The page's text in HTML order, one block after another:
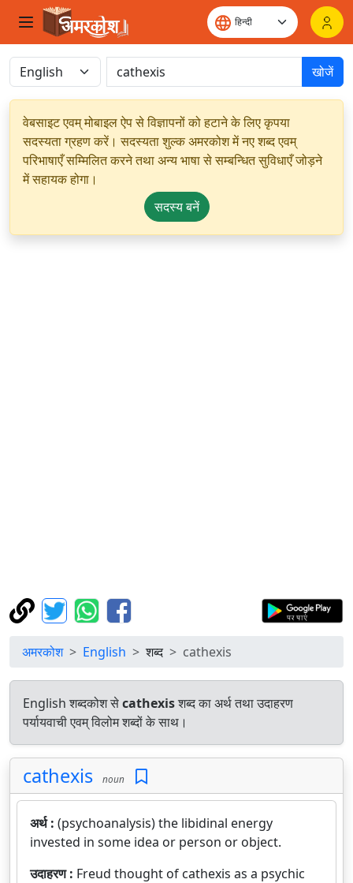
खोजें
वेबसाइट एवम् मोबाइल ऐप से विज्ञापनों को हटाने के लिए कृपया
सदस्यता ग्रहण करें। सदस्यता शुल्क अमरकोश में नए शब्द एवम्
परिभाषाएँ सम्मिलित करने तथा अन्य भाषा से सम्बन्धित सुविधाएँ जोड़ने
में सहायक होगा।
सदस्य बनें
अमरकोश English शब्द cathexis
English शब्दकोश सेcathexisशब्द का अर्थ तथा उदाहरण
पर्यायवाची एवम् विलोम शब्दों के साथ।
cathexis noun
अर्थ : (psychoanalysis) the libidinal energy
invested in some idea or person or object.
उदाहरण : Freud thought of cathexis as a psychic